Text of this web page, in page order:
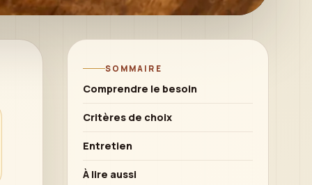
SOMMAIRE
Comprendre le besoin
Critères de choix
Entretien
À lire aussi